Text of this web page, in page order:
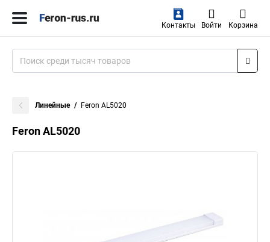
Контакты Войти Корзина
Линейные Feron AL5020
Feron AL5020